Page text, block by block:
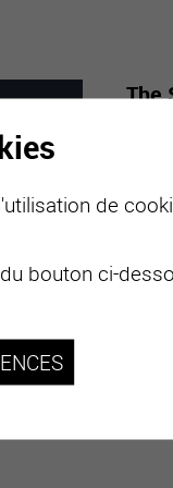
2026
The
de
bouton ci-